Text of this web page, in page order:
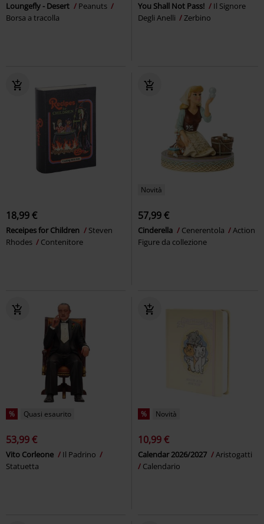
Loungefly - Desert
Peanuts
Borsa a tracolla
You Shall Not Pass!
Il Signore
Degli Anelli
Zerbino
18,99 €
Receipes for Children
Steven
Rhodes
Contenitore
Novità
57,99 €
Cinderella Cenerentola
Action
Figure da collezione
% Quasi esaurito
53,99 €
Vito Corleone
Il Padrino
Statuetta
% Novità
10,99 €
Calendar 2026/2027
Aristogatti
Calendario